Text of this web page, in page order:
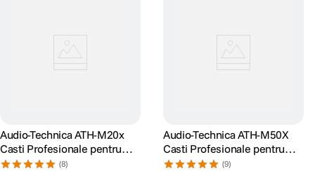
Audio-Technica ATH-M20x
Casti Profesionale pentru
Studio
(8)
Audio-Technica ATH-M50X
Casti Profesionale pentru
Monitorizare in Studio
(9)